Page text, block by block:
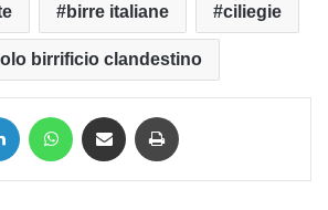
birre italiane ciliegie
birrificio clandestino
LinkedIn WhatsApp Condividi via mail